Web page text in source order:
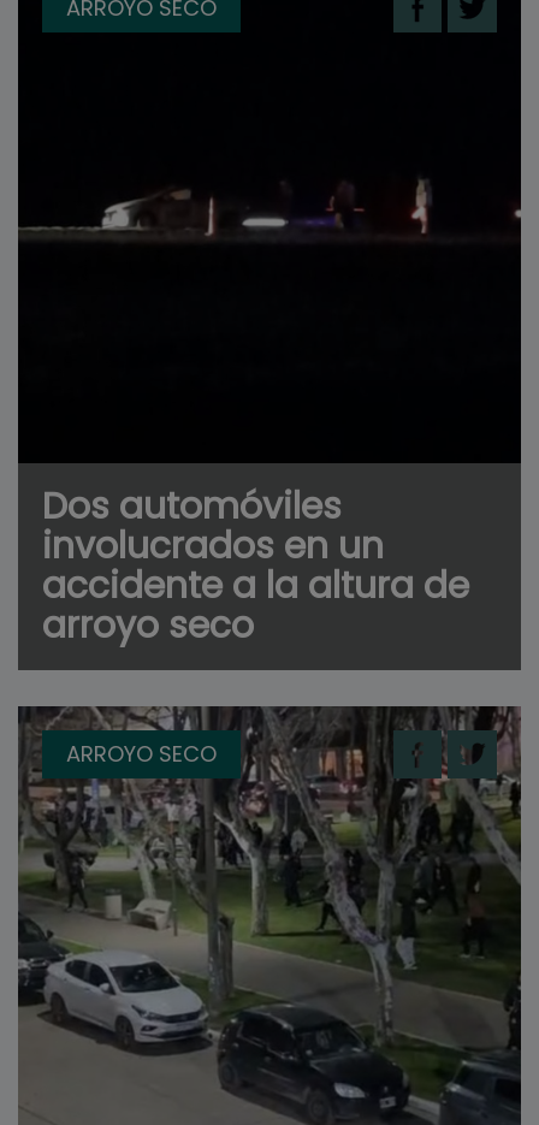
ARROYO SECO
Dos automóviles
involucrados en un
accidente a la altura de
arroyo seco
ARROYO SECO